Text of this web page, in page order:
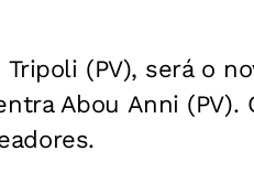
(PV), será o
Abou Anni (PV).